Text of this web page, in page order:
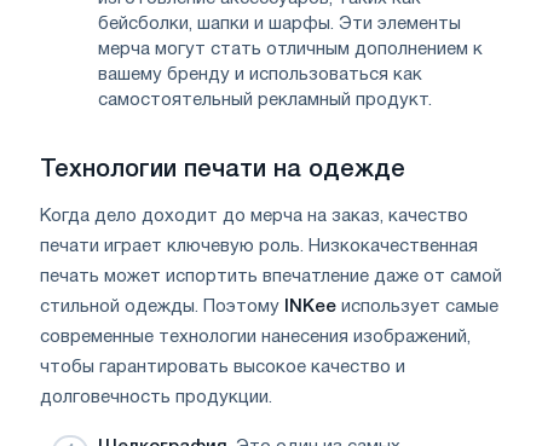
бейсболки, шапки и шарфы. Эти элементы
мерча могут стать отличным дополнением к
вашему бренду и использоваться как
самостоятельный рекламный продукт.
Технологии печати на одежде
Когда дело доходит до мерча на заказ, качество
печати играет ключевую роль. Низкокачественная
печать может испортить впечатление даже от самой
стильной одежды. Поэтому
INKee использует самые
современные технологии нанесения изображений,
чтобы гарантировать высокое качество и
долговечность продукции.